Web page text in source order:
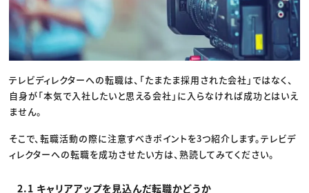
テレビディレクターへの転職は、「たまたま採用された会社」ではなく、
自身が「本気で入社したいと思える会社」に入らなければ成功とはいえ
ません。
そこで、転職活動の際に注意すべきポイントを3つ紹介します。テレビデ
ィレクターへの転職を成功させたい方は、熟読してみてください。
2.1 キャリアアップを見込んだ転職かどうか